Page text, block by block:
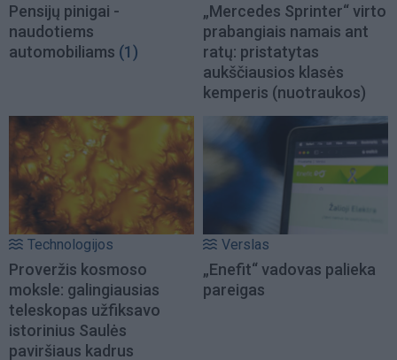
Pensijų pinigai -
naudotiems
automobiliams (1)
„Mercedes Sprinter“ virto
prabangiais namais ant
ratų: pristatytas
aukščiausios klasės
kemperis (nuotraukos)
Technologijos
Proveržis kosmoso
moksle: galingiausias
teleskopas užfiksavo
istorinius Saulės
paviršiaus kadrus
Verslas
„Enefit“ vadovas palieka
pareigas